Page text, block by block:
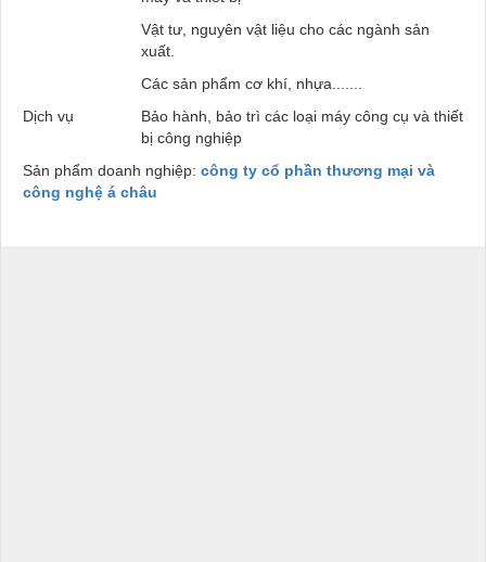
Vật tư, nguyên vật liệu cho các ngành sản
xuất.
Các sản phẩm cơ khí, nhựa.......
Dịch vụ
Bảo hành, bảo trì các loại máy công cụ và thiết
bị công nghiệp
Sản phẩm doanh nghiệp: công ty cổ phần thương mại và
công nghệ á châu